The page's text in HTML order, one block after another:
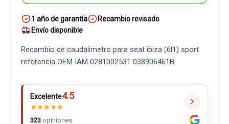
1 año de garantía
Recambio revisado
Envío disponible
Recambio de caudalimetro para seat ibiza (6l1) sport
referencia OEM IAM 0281002531 038906461B
Excelente4.5
★★★★★
323 opiniones